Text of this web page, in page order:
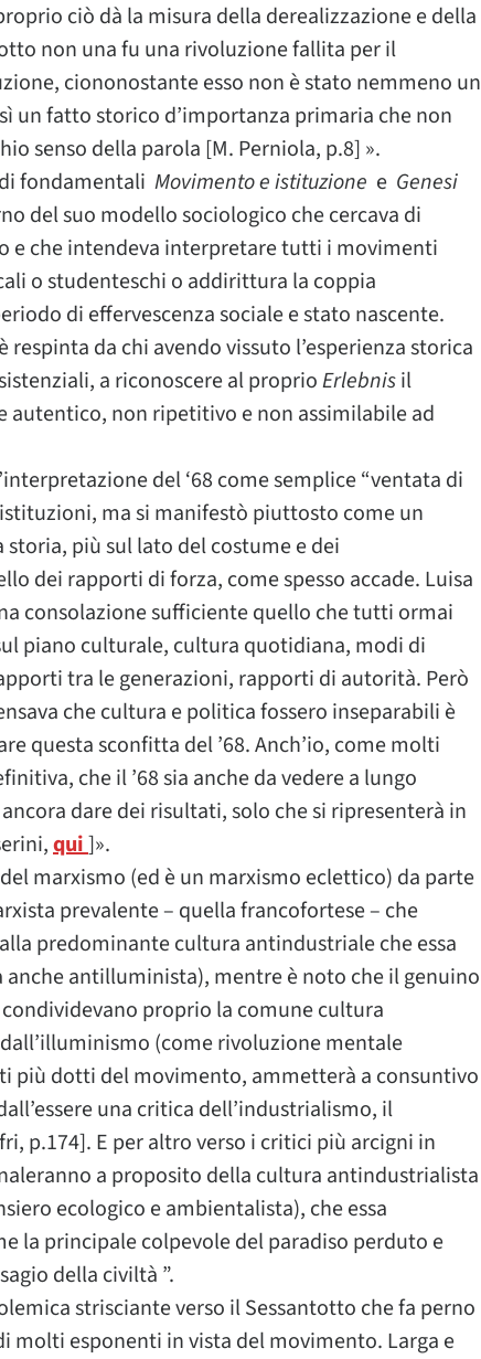
ciò dà la misura della derealizzazione e della
non una fu una rivoluzione fallita per il
ciononostante esso non è stato nemmeno un
un fatto storico d’importanza primaria che non
senso della parola [M. Perniola, p.8] ».
fondamentali Movimento e istituzione e Genesi
del suo modello sociologico che cercava di
e che intendeva interpretare tutti i movimenti
o studenteschi o addirittura la coppia
di effervescenza sociale e stato nascente.
da chi avendo vissuto l’esperienza storica
a riconoscere al proprioErlebnisil
autentico, non ripetitivo e non assimilabile ad
del ‘68 come semplice “ventata di
ma si manifestò piuttosto come un
più sul lato del costume e dei
dei rapporti di forza, come spesso accade. Luisa
consolazione sufficiente quello che tutti ormai
piano culturale, cultura quotidiana, modi di
tra le generazioni, rapporti di autorità. Però
che cultura e politica fossero inseparabili è
questa sconfitta del ’68. Anch’io, come molti
che il ’68 sia anche da vedere a lungo
dare dei risultati, solo che si ripresenterà in
qui]».
marxismo (ed è un marxismo eclettico) da parte
prevalente – quella francofortese – che
predominante cultura antindustriale che essa
anche antilluminista), mentre è noto che il genuino
proprio la comune cultura
(come rivoluzione mentale
più dotti del movimento, ammetterà a consuntivo
una critica dell’industrialismo, il
p.174]. E per altro verso i critici più arcigni in
a proposito della cultura antindustrialista
ecologico e ambientalista), che essa
la principale colpevole del paradiso perduto e
della civiltà ”.
strisciante verso il Sessantotto che fa perno
molti esponenti in vista del movimento. Larga e